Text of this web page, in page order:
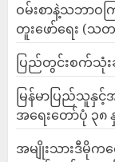
ဝမ်းစာနဲ့သဘာဝက
တူးဖော်ရေး (သတ
ပြည်တွင်းစက်
မြန်မာပြည်သူနှ
အရေးတော်ပုံ ၃၈
အမျိုးသားဒီမို